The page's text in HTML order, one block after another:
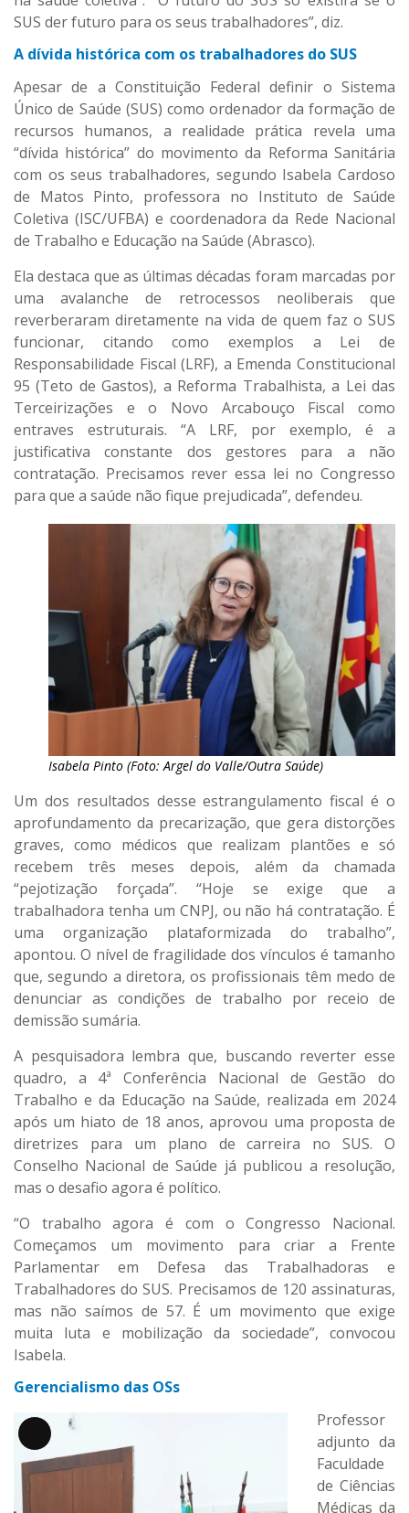
SUS der futuro para os seus trabalhadores”, diz.
A dívida histórica com os trabalhadores do SUS
Apesar de a Constituição Federal definir o Sistema
Único de Saúde (SUS) como ordenador da formação de
recursos humanos, a realidade prática revela uma
“dívida histórica” do movimento da Reforma Sanitária
com os seus trabalhadores, segundo Isabela Cardoso
de Matos Pinto, professora no Instituto de Saúde
Coletiva (ISC/UFBA) e coordenadora da Rede Nacional
de Trabalho e Educação na Saúde (Abrasco).
Ela destaca que as últimas décadas foram marcadas por
uma avalanche de retrocessos neoliberais que
reverberaram diretamente na vida de quem faz o SUS
funcionar, citando como exemplos a Lei de
Responsabilidade Fiscal (LRF), a Emenda Constitucional
95 (Teto de Gastos), a Reforma Trabalhista, a Lei das
Terceirizações e o Novo Arcabouço Fiscal como
entraves estruturais. “A LRF, por exemplo, é a
justificativa constante dos gestores para a não
contratação. Precisamos rever essa lei no Congresso
para que a saúde não fique prejudicada”, defendeu.
Isabela Pinto (Foto: Argel do Valle/Outra Saúde)
Um dos resultados desse estrangulamento fiscal é o
aprofundamento da precarização, que gera distorções
graves, como médicos que realizam plantões e só
recebem três meses depois, além da chamada
“pejotização forçada”. “Hoje se exige que a
trabalhadora tenha um CNPJ, ou não há contratação. É
uma organização plataformizada do trabalho”,
apontou. O nível de fragilidade dos vínculos é tamanho
que, segundo a diretora, os profissionais têm medo de
denunciar as condições de trabalho por receio de
demissão sumária.
A pesquisadora lembra que, buscando reverter esse
quadro, a 4ª Conferência Nacional de Gestão do
Trabalho e da Educação na Saúde, realizada em 2024
após um hiato de 18 anos, aprovou uma proposta de
diretrizes para um plano de carreira no SUS. O
Conselho Nacional de Saúde já publicou a resolução,
mas o desafio agora é político.
“O trabalho agora é com o Congresso Nacional.
Começamos um movimento para criar a Frente
Parlamentar em Defesa das Trabalhadoras e
Trabalhadores do SUS. Precisamos de 120 assinaturas,
mas não saímos de 57. É um movimento que exige
muita luta e mobilização da sociedade”, convocou
Isabela.
Gerencialismo das OSs
Descrição
longa
Professor
adjunto da
Faculdade
de Ciências
Médicas da